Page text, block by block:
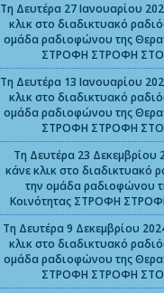
Τη Δευτέρα 27 Ιανουαρίου
κλικ στο διαδικτυακό
ομάδα ραδιοφώνου της
ΣΤΡΟΦΗ ΣΤΡΟΦΗ
Τη Δευτέρα 13 Ιανουαρίου
κλικ στο διαδικτυακό
ομάδα ραδιοφώνου της
ΣΤΡΟΦΗ ΣΤΡΟΦΗ
Τη Δευτέρα 23 Δεκεμβρίου
κάνε κλικ στο διαδικτυακό
την ομάδα ραδιοφώνου
Κοινότητας ΣΤΡΟΦΗ
Τη Δευτέρα 9 Δεκεμβρίου
κλικ στο διαδικτυακό
ομάδα ραδιοφώνου της
ΣΤΡΟΦΗ ΣΤΡΟΦΗ